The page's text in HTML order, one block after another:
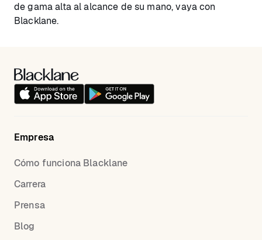
de gama alta al alcance de su mano, vaya con
Blacklane.
Empresa
Cómo funciona Blacklane
Carrera
Prensa
Blog